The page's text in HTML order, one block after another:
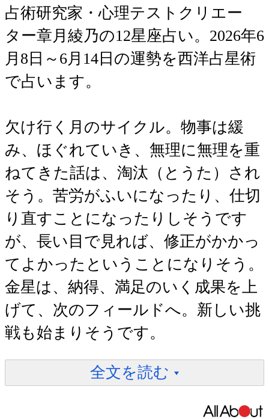
占術研究家・心理テストクリエー
ター章月綾乃の12星座占い。2026年6
月8日～6月14日の運勢を西洋占星術
で占います。
欠け行く月のサイクル。物事は緩
み、ほぐれていき、無理に無理を重
ねてきた話は、淘汰（とうた）され
そう。苦労がふいになったり、仕切
り直すことになったりしそうです
が、長い目で見れば、修正がかかっ
てよかったということになりそう。
金星は、納得、満足のいく成果を上
げて、次のフィールドへ。新しい挑
戦も始まりそうです。
全文を読む